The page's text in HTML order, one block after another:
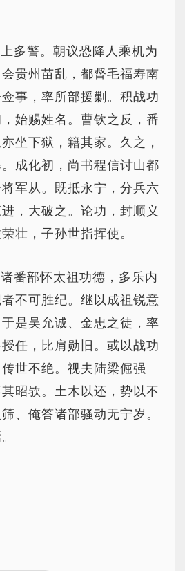
多警。朝议恐降人乘机为
贵州苗乱，都督毛福寿南
事，率所部援剿。积战功
始赐姓名。曹钦之反，番
坐下狱，籍其家。久之，
成化初，尚书程信讨山都
军从。既抵永宁，分兵六
，大破之。论功，封顺义
壮，子孙世指挥使。
番部怀太祖功德，多乐内
不可胜纪。继以成祖锐意
是吴允诚、金忠之徒，率
任，比肩勋旧。或以战功
世不绝。视夫陆梁倔强
昭欤。土木以还，势以不
、俺答诸部骚动无宁岁。